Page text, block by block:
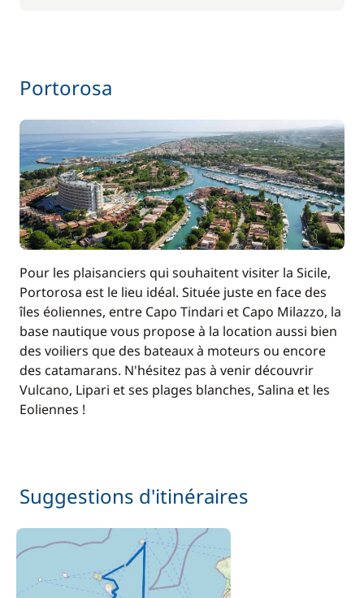
Portorosa
Pour les plaisanciers qui souhaitent visiter la Sicile,
Portorosa est le lieu idéal. Située juste en face des
îles éoliennes, entre Capo Tindari et Capo Milazzo, la
base nautique vous propose à la location aussi bien
des voiliers que des bateaux à moteurs ou encore
des catamarans. N'hésitez pas à venir découvrir
Vulcano, Lipari et ses plages blanches, Salina et les
Eoliennes !
Suggestions d'itinéraires